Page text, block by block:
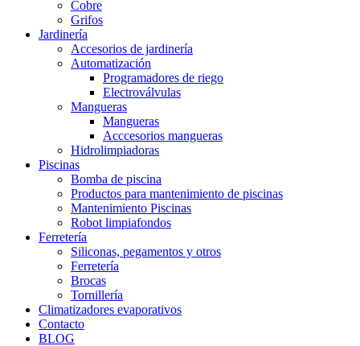
Cobre
Grifos
Jardinería
Accesorios de jardinería
Automatización
Programadores de riego
Electroválvulas
Mangueras
Mangueras
Acccesorios mangueras
Hidrolimpiadoras
Piscinas
Bomba de piscina
Productos para mantenimiento de piscinas
Mantenimiento Piscinas
Robot limpiafondos
Ferretería
Siliconas, pegamentos y otros
Ferretería
Brocas
Tornillería
Climatizadores evaporativos
Contacto
BLOG